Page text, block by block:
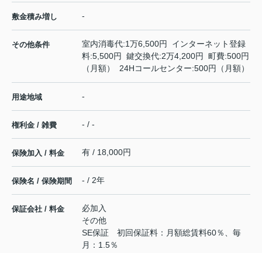
敷金積み増し -
その他条件
室内消毒代:1万6,500円 インターネット登録
料:5,500円 鍵交換代:2万4,200円 町費:500円
（月額） 24Hコールセンター:500円（月額）
用途地域 -
権利金 / 雑費 - / -
保険加入 / 料金 有 / 18,000円
保険名 / 保険期間 - / 2年
保証会社 / 料金
必加入
その他
SE保証 初回保証料：月額総賃料60％、毎
月：1.5％